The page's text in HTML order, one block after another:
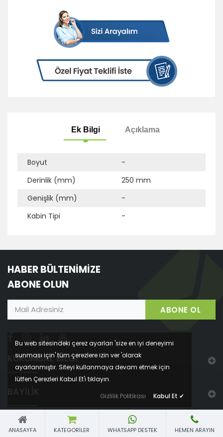
Boyut
-
Derinlik (mm)
250 mm
Genişlik (mm)
-
Kabin Tipi
-
HABER BÜLTENİMİZE
ABONE OLUN
ABONE OL
ANASAYFA KATEGORILER WHATSAPP DESTEK HEMEN ARAYIN
KURUMSAL BİLGİ
ÖZEL ÇÖZÜMLERİMİZ
Bu web sitesindeki çerez ayarları 'size en iyi deneyimi
sunması için' tüm çerezlere izin ver 'olarak
ayarlanmıştır. Siteyi kullanmaya devam etmek için
lütfen Çerezleri Kabul Et'i tıklayın.
Gizlilik Politikası
Kabul Et ✔